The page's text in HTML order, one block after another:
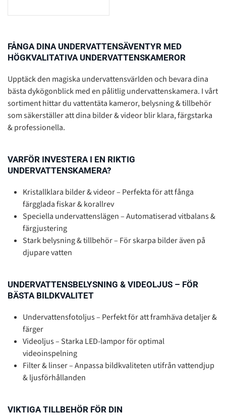
FÅNGA DINA UNDERVATTENSÄVENTYR MED
HÖGKVALITATIVA UNDERVATTENSKAMEROR
Upptäck den magiska undervattensvärlden och bevara dina
bästa dykögonblick med en pålitlig undervattenskamera. I vårt
sortiment hittar du vattentäta kameror, belysning & tillbehör
som säkerställer att dina bilder & videor blir klara, färgstarka
& professionella.
VARFÖR INVESTERA I EN RIKTIG
UNDERVATTENSKAMERA?
Kristallklara bilder & videor – Perfekta för att fånga
färgglada fiskar & korallrev
Speciella undervattenslägen – Automatiserad vitbalans &
färgjustering
Stark belysning & tillbehör – För skarpa bilder även på
djupare vatten
UNDERVATTENSBELYSNING & VIDEOLJUS – FÖR
BÄSTA BILDKVALITET
Undervattensfotoljus – Perfekt för att framhäva detaljer &
färger
Videoljus – Starka LED-lampor för optimal
videoinspelning
Filter & linser – Anpassa bildkvaliteten utifrån vattendjup
& ljusförhållanden
VIKTIGA TILLBEHÖR FÖR DIN